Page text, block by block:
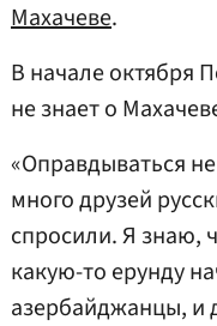
Махачеве.
В начале октября
не знает о
«Оправдываться
много друзей
спросили. Я знаю,
какую-то ерунду
азербайджанцы, и